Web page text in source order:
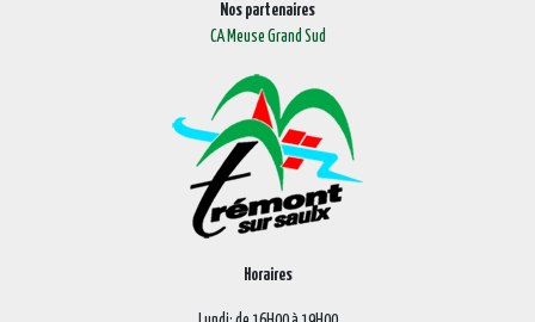
Nos partenaires
CA Meuse Grand Sud
Horaires